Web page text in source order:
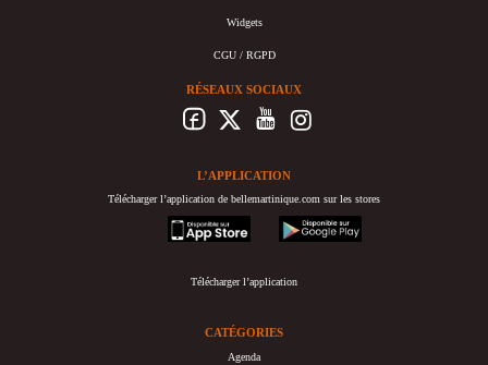
Widgets
CGU / RGPD
RÉSEAUX SOCIAUX
L’APPLICATION
Télécharger l’application de bellemartinique.com sur les stores
appstore
googleplay
Télécharger l’application
CATÉGORIES
Agenda